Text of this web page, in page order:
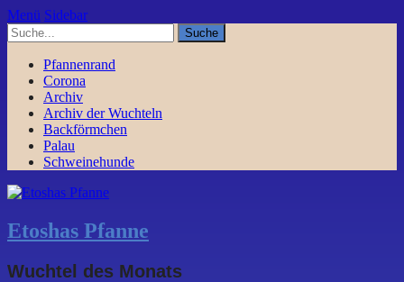
Menü Sidebar
Pfannenrand
Corona
Archiv
Archiv der Wuchteln
Backförmchen
Palau
Schweinehunde
Etoshas Pfanne
Wuchtel des Monats